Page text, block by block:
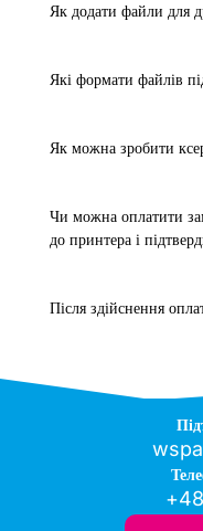
Як додати файли для
Які формати файлів
Як можна зробити
Чи можна оплатити
до принтера і
Після здійснення